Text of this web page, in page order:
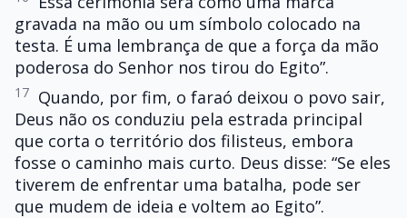
gravada na mão ou um símbolo colocado na
testa. É uma lembrança de que a força da mão
poderosa do Senhor nos tirou do Egito”.
17 Quando, por fim, o faraó deixou o povo sair,
Deus não os conduziu pela estrada principal
que corta o território dos filisteus, embora
fosse o caminho mais curto. Deus disse: “Se eles
tiverem de enfrentar uma batalha, pode ser
que mudem de ideia e voltem ao Egito”.